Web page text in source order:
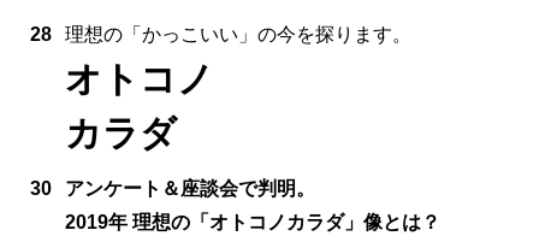
28 理想の「かっこいい」の今を探ります。
オトコノ
カラダ
30
アンケート＆座談会で判明。
2019年 理想の「オトコノカラダ」像とは？